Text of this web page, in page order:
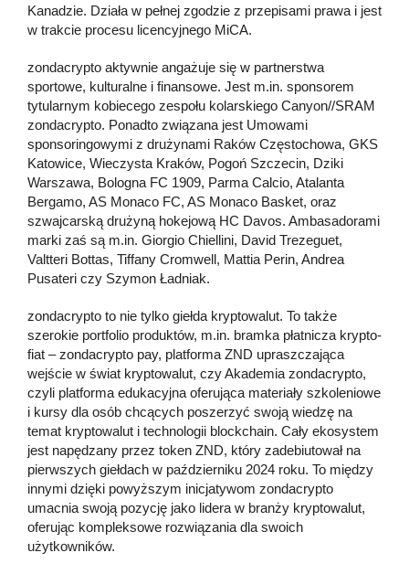
Kanadzie. Działa w pełnej zgodzie z przepisami prawa i jest
w trakcie procesu licencyjnego MiCA.
zondacrypto aktywnie angażuje się w partnerstwa
sportowe, kulturalne i finansowe. Jest m.in. sponsorem
tytularnym kobiecego zespołu kolarskiego Canyon//SRAM
zondacrypto. Ponadto związana jest Umowami
sponsoringowymi z drużynami Raków Częstochowa, GKS
Katowice, Wieczysta Kraków, Pogoń Szczecin, Dziki
Warszawa, Bologna FC 1909, Parma Calcio, Atalanta
Bergamo, AS Monaco FC, AS Monaco Basket, oraz
szwajcarską drużyną hokejową HC Davos. Ambasadorami
marki zaś są m.in. Giorgio Chiellini, David Trezeguet,
Valtteri Bottas, Tiffany Cromwell, Mattia Perin, Andrea
Pusateri czy Szymon Ładniak.
zondacrypto to nie tylko giełda kryptowalut. To także
szerokie portfolio produktów, m.in. bramka płatnicza krypto-
fiat – zondacrypto pay, platforma ZND upraszczająca
wejście w świat kryptowalut, czy Akademia zondacrypto,
czyli platforma edukacyjna oferująca materiały szkoleniowe
i kursy dla osób chcących poszerzyć swoją wiedzę na
temat kryptowalut i technologii blockchain. Cały ekosystem
jest napędzany przez token ZND, który zadebiutował na
pierwszych giełdach w październiku 2024 roku. To między
innymi dzięki powyższym inicjatywom zondacrypto
umacnia swoją pozycję jako lidera w branży kryptowalut,
oferując kompleksowe rozwiązania dla swoich
użytkowników.